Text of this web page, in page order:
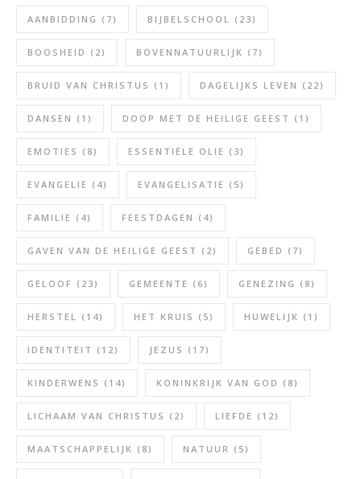
AANBIDDING (7) BIJBELSCHOOL (23)
BOOSHEID (2) BOVENNATUURLIJK (7)
BRUID VAN CHRISTUS (1) DAGELIJKS LEVEN (22)
DANSEN (1) DOOP MET DE HEILIGE GEEST (1)
EMOTIES (8) ESSENTIËLE OLIE (3)
EVANGELIE (4) EVANGELISATIE (5)
FAMILIE (4) FEESTDAGEN (4)
GAVEN VAN DE HEILIGE GEEST (2) GEBED (7)
GELOOF (23) GEMEENTE (6) GENEZING (8)
HERSTEL (14) HET KRUIS (5) HUWELIJK (1)
IDENTITEIT (12) JEZUS (17)
KINDERWENS (14) KONINKRIJK VAN GOD (8)
LICHAAM VAN CHRISTUS (2) LIEFDE (12)
MAATSCHAPPELIJK (8) NATUUR (5)